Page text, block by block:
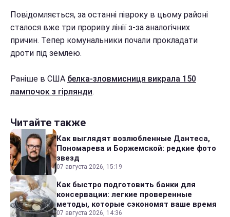
Повідомляється, за останні півроку в цьому районі
сталося вже три прориву лінії з-за аналогічних
причин. Тепер комунальники почали прокладати
дроти під землею.
Раніше в США белка-зловмисниця викрала 150
лампочок з гірлянди.
Читайте также
Как выглядят возлюбленные Дантеса,
Пономарева и Боржемской: редкие фото
звезд
07 августа 2026, 15:19
Как быстро подготовить банки для
консервации: легкие проверенные
методы, которые сэкономят ваше время
07 августа 2026, 14:36